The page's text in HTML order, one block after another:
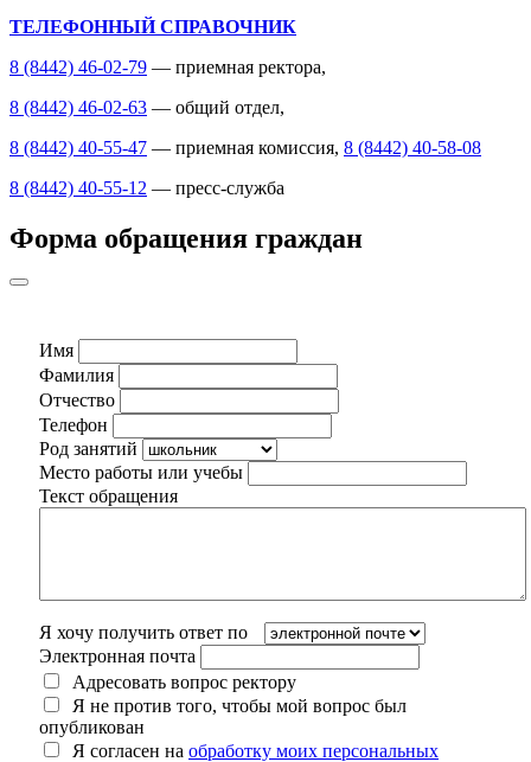
ТЕЛЕФОННЫЙ СПРАВОЧНИК
8 (8442) 46-02-79 — приемная ректора,
8 (8442) 46-02-63 — общий отдел,
8 (8442) 40-55-47 — приемная комиссия, 8 (8442) 40-58-08
8 (8442) 40-55-12 — пресс-служба
Форма обращения граждан
Имя
Фамилия
Отчество
Телефон
Род занятий
Место работы или учебы
Текст обращения
Я хочу получить ответ по
Электронная почта
Адресовать вопрос ректору
Я не против того, чтобы мой вопрос был
опубликован
Я согласен на обработку моих персональных